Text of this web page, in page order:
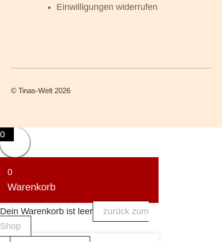
Einwilligungen widerrufen
©Tinas-Welt 2026
0
0
Warenkorb
Dein Warenkorb ist leer
zurück zum
Shop